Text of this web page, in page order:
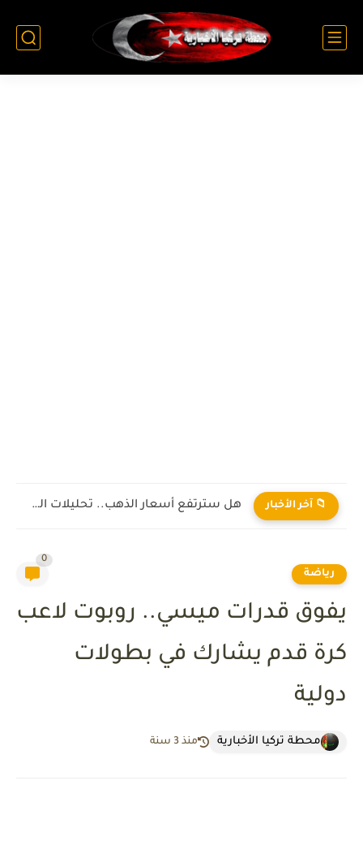
📁 آخر الأخبار هل سترتفع أسعار الذهب.. تحليلات الخبراء
رياضة
0
يفوق قدرات ميسي.. روبوت لاعب
كرة قدم يشارك في بطولات
دولية
محطة تركيا الأخبارية منذ 3 سنة